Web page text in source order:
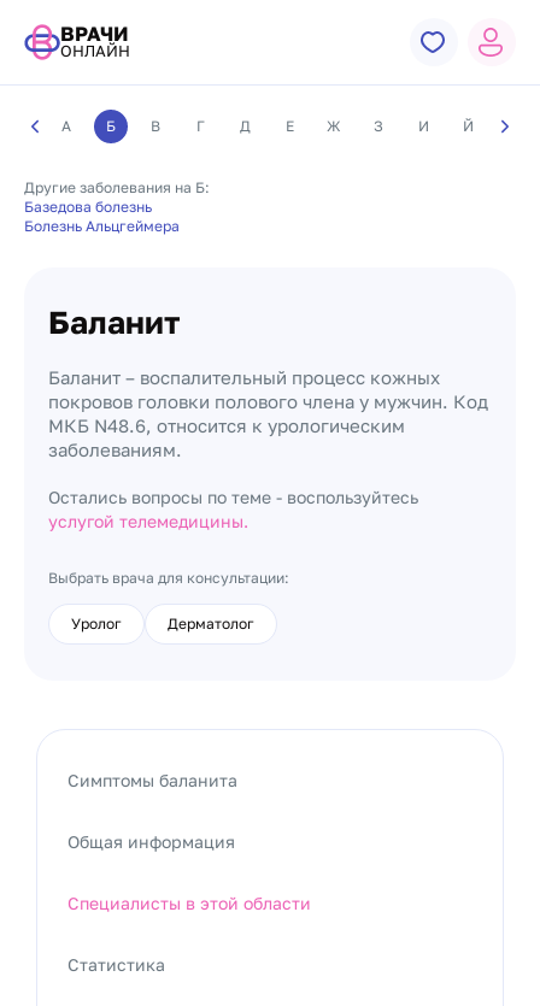
ВРАЧИ
ОНЛАЙН
А Б В Г Д Е Ж З И Й К
Другие заболевания на Б:
Базедова болезнь
Болезнь Альцгеймера
Баланит
Баланит – воспалительный процесс кожных
покровов головки полового члена у мужчин. Код
МКБ N48.6, относится к урологическим
заболеваниям.
Остались вопросы по теме - воспользуйтесь
услугой телемедицины.
Выбрать врача для консультации:
Уролог Дерматолог
Симптомы баланита
Общая информация
Специалисты в этой области
Статистика